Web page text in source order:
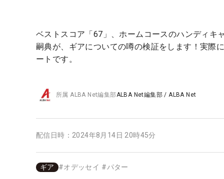
ベストスコア「67」、ホームコースのハンディキ
嗣典が、ギアについての噂の検証をします！実際
ートです。
所属 ALBA Net編集部ALBA Net編集部 / ALBA Net
配信日時： 2024年8月14日 20時45分
ギア #オデッセイ #パター